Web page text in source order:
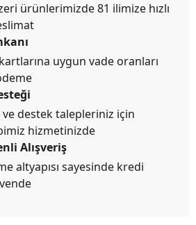
ürünlerimizde 81 ilimize hızlı
uygun vade oranları
ve destek talepleriniz için
hizmetinizde
Alışveriş
altyapısı sayesinde kredi